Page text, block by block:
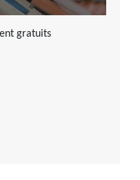
gratuits